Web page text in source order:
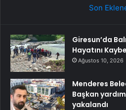
Son
Giresun’da
Hayatını
Ağustos 10, 2026
Menderes
Başkan
yakalandı